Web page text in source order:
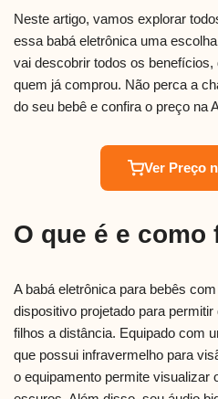
Neste artigo, vamos explorar
essa babá eletrônica uma
vai descobrir todos os
quem já comprou. Não perca a
do seu bebê e confira o preço na
Ver Preço
O que é e como
A babá eletrônica para bebês
dispositivo projetado para
filhos a distância. Equipado com
que possui infravermelho para
o equipamento permite visualizar